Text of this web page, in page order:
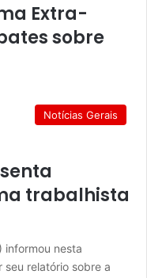
Extra-
sobre
Notícias Gerais
trabalhista
informou nesta
relatório sobre a